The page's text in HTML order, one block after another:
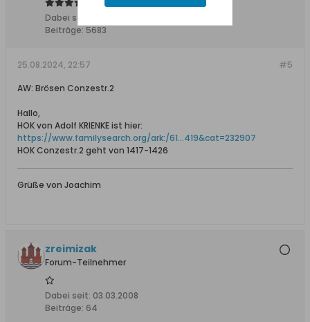
Dabei seit:
Beiträge: 5683
#5
25.08.2024, 22:57
AW: Brösen Conzestr.2
Hallo,
HOK von Adolf KRIENKE ist hier:
https://www.familysearch.org/ark:/61...419&cat=232907
HOK Conzestr.2 geht von 1417-1426
Grüße von Joachim
zreimizak
Forum-Teilnehmer
Dabei seit: 03.03.2008
Beiträge: 64